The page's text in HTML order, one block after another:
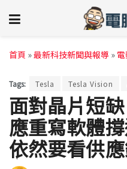
首頁 »最新科技新聞與報導 »
Tags: Tesla Tesla Vision
面對晶片短
應重寫軟體
依然要看供